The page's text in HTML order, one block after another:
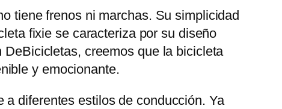
tiene frenos ni marchas. Su simplicidad
fixie se caracteriza por su diseño
creemos que la bicicleta
y emocionante.
diferentes estilos de conducción. Ya